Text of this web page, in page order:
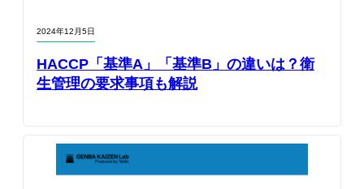
2024年12月5日
HACCP「基準A」「基準B」の違いは？衛
生管理の要求事項も解説